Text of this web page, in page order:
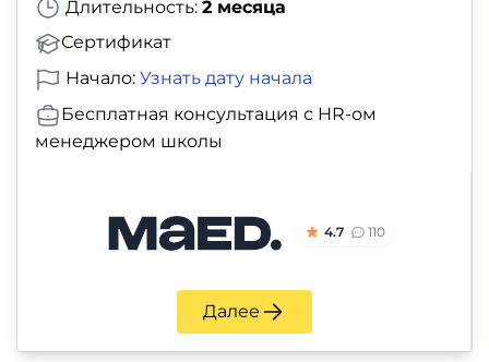
Длительность: 2 месяца
Сертификат
Начало: Узнать дату начала
Бесплатная консультация с HR-ом
менеджером школы
4.7 110
Далее